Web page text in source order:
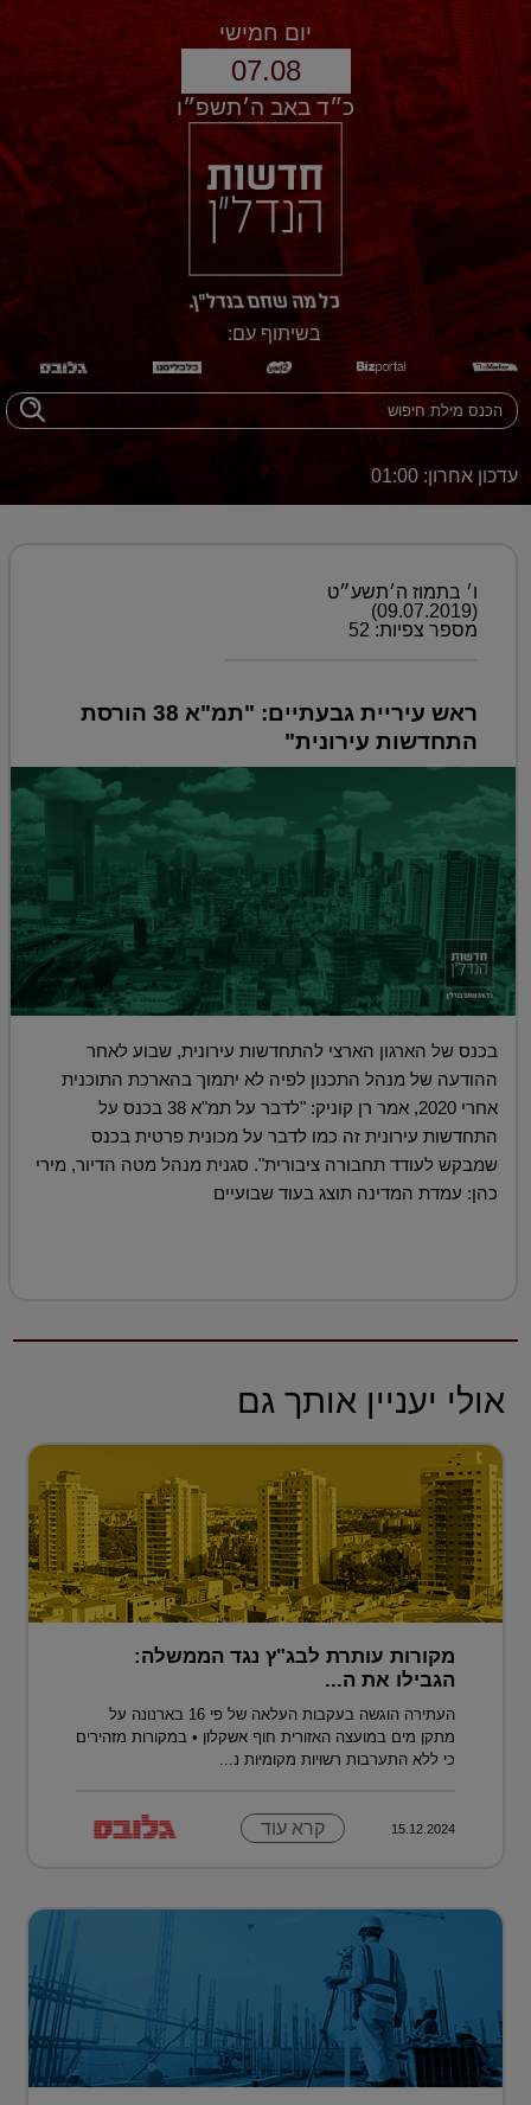
יום חמישי
07.08
כ״ד באב ה׳תשפ״ו
בשיתוף עם:
עדכון אחרון: 01:00
ו׳ בתמוז ה׳תשע״ט
(09.07.2019)
מספר צפיות: 52
ראש עיריית גבעתיים: "תמ"א 38 הורסת
התחדשות עירונית"
בכנס של הארגון הארצי להתחדשות עירונית, שבוע לאחר
ההודעה של מנהל התכנון לפיה לא יתמוך בהארכת התוכנית
אחרי 2020, אמר רן קוניק: "לדבר על תמ"א 38 בכנס על
התחדשות עירונית זה כמו לדבר על מכונית פרטית בכנס
שמבקש לעודד תחבורה ציבורית". סגנית מנהל מטה הדיור, מירי
כהן: עמדת המדינה תוצג בעוד שבועיים
אולי יעניין אותך גם
מקורות עותרת לבג"ץ נגד הממשלה:
הגבילו את ה...
העתירה הוגשה בעקבות העלאה של פי 16 בארנונה על
מתקן מים במועצה האזורית חוף אשקלון • במקורות מזהירים
כי ללא התערבות רשויות מקומיות נ...
15.12.2024 קרא עוד